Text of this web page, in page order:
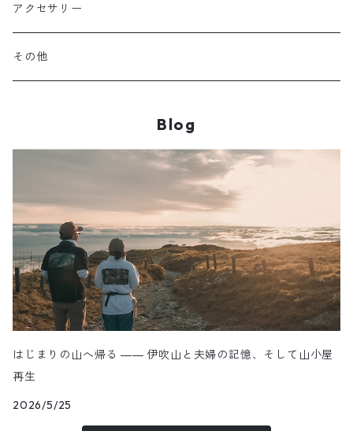
北アルプス
美ヶ原・八ヶ岳・秩父・多摩・南関東
東海・北陸・近畿・中国・四国
九州
その他
アクセサリー
その他
Blog
はじまりの山へ帰る ―― 伊吹山と夫婦の記憶、そして山小屋
再生
2026/5/25